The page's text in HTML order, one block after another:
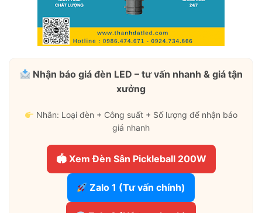
Nhận báo giá đèn LED – tư vấn nhanh & giá tận
xưởng
Nhắn: Loại đèn + Công suất + Số lượng để nhận báo
giá nhanh
🏟 Xem Đèn Sân Pickleball 200W
Zalo 1 (Tư vấn chính)